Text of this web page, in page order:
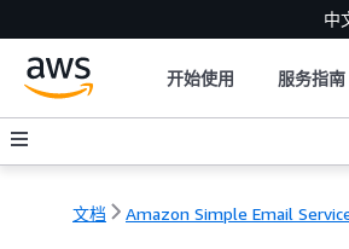
中
开始使用 服务指南
文档 Amazon Simple Email